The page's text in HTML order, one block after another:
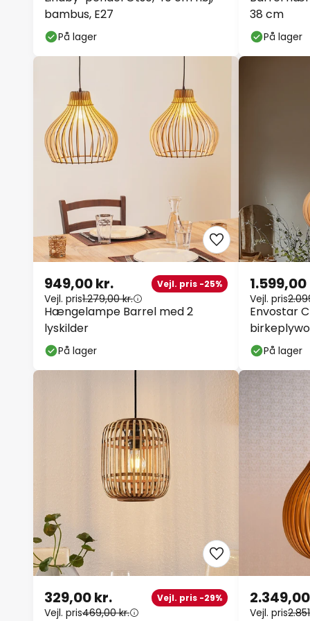
bambus, E27
På lager
38 cm
På lager
Hængelampe Barrel med 2
lyskilder
949,00 kr. Vejl. pris -25%
Vejl. pris1.279,00 kr.
På lager
Envostar
Vejl. pris
På lager
329,00 kr. Vejl. pris -29%
Vejl. pris469,00 kr. Vejl. pris